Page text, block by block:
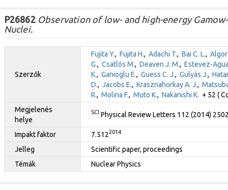
P26862Observation of low- and high-energy
Nuclei.
Szerzők
Fujita Y., Fujita H., Adachi T., Bai C. L.,
G., Csatlós M., Deaven J. M., Estevez-
K., Ganioglu E., Guess C. J., Gulyás J.,
D., Jacobs E., Krasznahorkay A. J.,
R., Molina F., Muto K., Nakanishi K. + 52 (
Megjelenés
helye
SCI Physical Review Letters 112 (2014)
Impakt faktor 7.5122014
Jelleg
Scientific paper, proceedings
Témák
Nuclear Physics